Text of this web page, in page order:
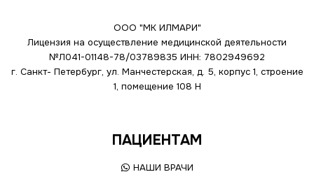
ООО "МК ИЛМАРИ"
Лицензия на осуществление медицинской деятельности
№Л041-01148-78/03789835 ИНН: 7802949692
г. Санкт- Петербург, ул. Манчестерская, д. 5, корпус 1, строение
1, помещение 108 Н
ПАЦИЕНТАМ
НАШИ ВРАЧИ